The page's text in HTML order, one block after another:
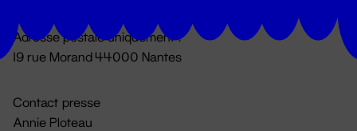
Adresse postale uniquement :
19 rue Morand 44000 Nantes
Contact presse
Annie Ploteau